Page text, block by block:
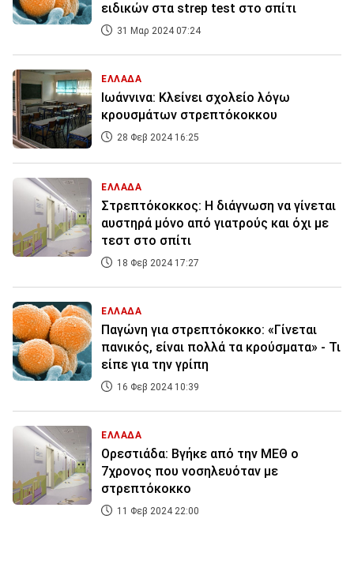
ειδικών στα strep test στο σπίτι
31 Μαρ 2024 07:24
ΕΛΛΑΔΑ
Iωάννινα: Kλείνει σχολείο λόγω
κρουσμάτων στρεπτόκοκκου
28 Φεβ 2024 16:25
ΕΛΛΑΔΑ
Στρεπτόκοκκος: Η διάγνωση να γίνεται
αυστηρά μόνο από γιατρούς και όχι με
τεστ στο σπίτι
18 Φεβ 2024 17:27
ΕΛΛΑΔΑ
Παγώνη για στρεπτόκοκκο: «Γίνεται
πανικός, είναι πολλά τα κρούσματα» - Τι
είπε για την γρίπη
16 Φεβ 2024 10:39
ΕΛΛΑΔΑ
Ορεστιάδα: Βγήκε από την ΜΕΘ ο
7χρονος που νοσηλευόταν με
στρεπτόκοκκο
11 Φεβ 2024 22:00